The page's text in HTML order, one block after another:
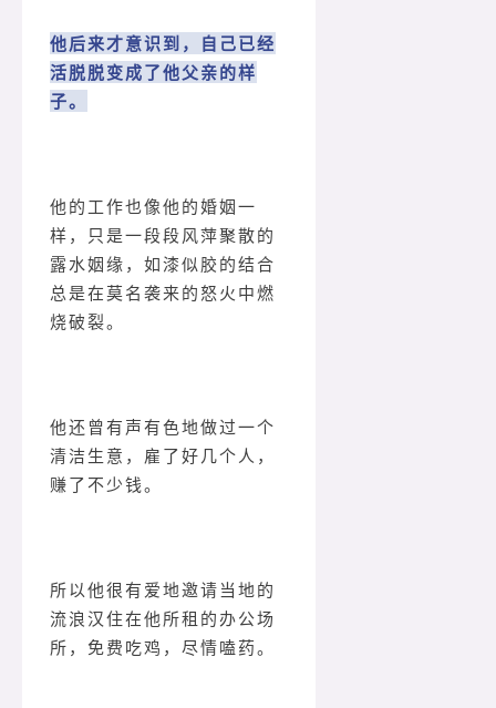
他后来才意识到，自己已经
活脱脱变成了他父亲的样
子。
他的工作也像他的婚姻一
样，只是一段段风萍聚散的
露水姻缘，如漆似胶的结合
总是在莫名袭来的怒火中燃
烧破裂。
他还曾有声有色地做过一个
清洁生意，雇了好几个人，
赚了不少钱。
所以他很有爱地邀请当地的
流浪汉住在他所租的办公场
所，免费吃鸡，尽情嗑药。